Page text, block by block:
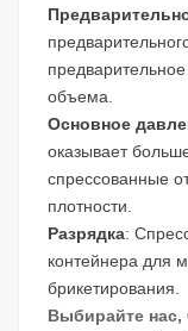
объема.
Основное
оказывает
спрессованные
плотности.
Разрядка:
контейнера для
брикетирования.
Выбирайте